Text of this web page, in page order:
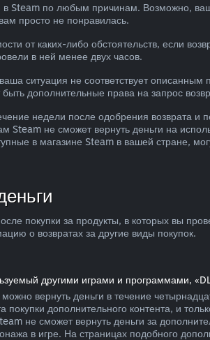
в Steam по любым причинам. Возможно,
просто не понравилась.
от каких-либо обстоятельств, если
в ней менее двух часов.
ситуация не соответствует описанным
дополнительные права на запрос
недели после одобрения возврата
Steam не сможет вернуть деньги на
в магазине Steam в вашей стране,
покупки за продукты, в которых вы
о возвратах за другие виды покупок.
другими играми и программами,
вернуть деньги в течение
дополнительного контента, и
не сможет вернуть деньги за
в игре. На страницах подобного